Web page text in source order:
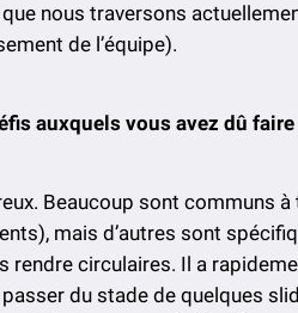
nous traversons
de l’équipe).
auxquels vous avez dû faire
Beaucoup sont communs
mais d’autres sont
rendre circulaires. Il a
du stade de quelques